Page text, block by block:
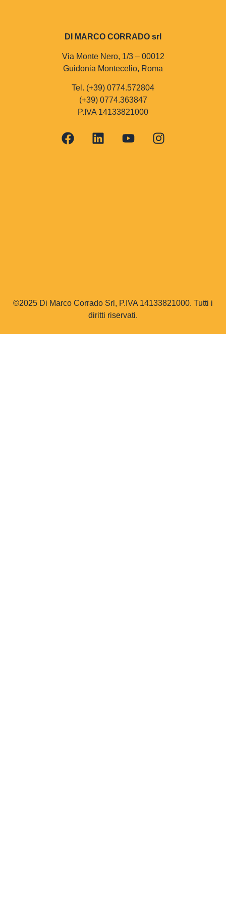
DI MARCO CORRADO srl
Via Monte Nero, 1/3 – 00012
Guidonia Montecelio, Roma
Tel. (+39) 0774.572804
(+39) 0774.363847
P.IVA 14133821000
©2025 Di Marco Corrado Srl, P.IVA 14133821000. Tutti i
diritti riservati.